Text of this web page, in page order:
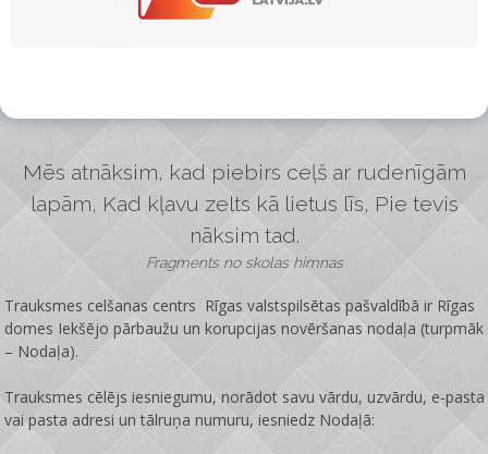
Mēs atnāksim, kad piebirs ceļš ar rudenīgām
lapām, Kad kļavu zelts kā lietus līs, Pie tevis
nāksim tad.
Fragments no skolas himnas
Trauksmes celšanas centrs Rīgas valstspilsētas pašvaldībā ir Rīgas
domes Iekšējo pārbaužu un korupcijas novēršanas nodaļa (turpmāk
– Nodaļa).
Trauksmes cēlējs iesniegumu, norādot savu vārdu, uzvārdu, e-pasta
vai pasta adresi un tālruņa numuru, iesniedz Nodaļā: